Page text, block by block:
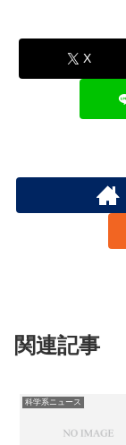
X
関連記事
科学系ニュース